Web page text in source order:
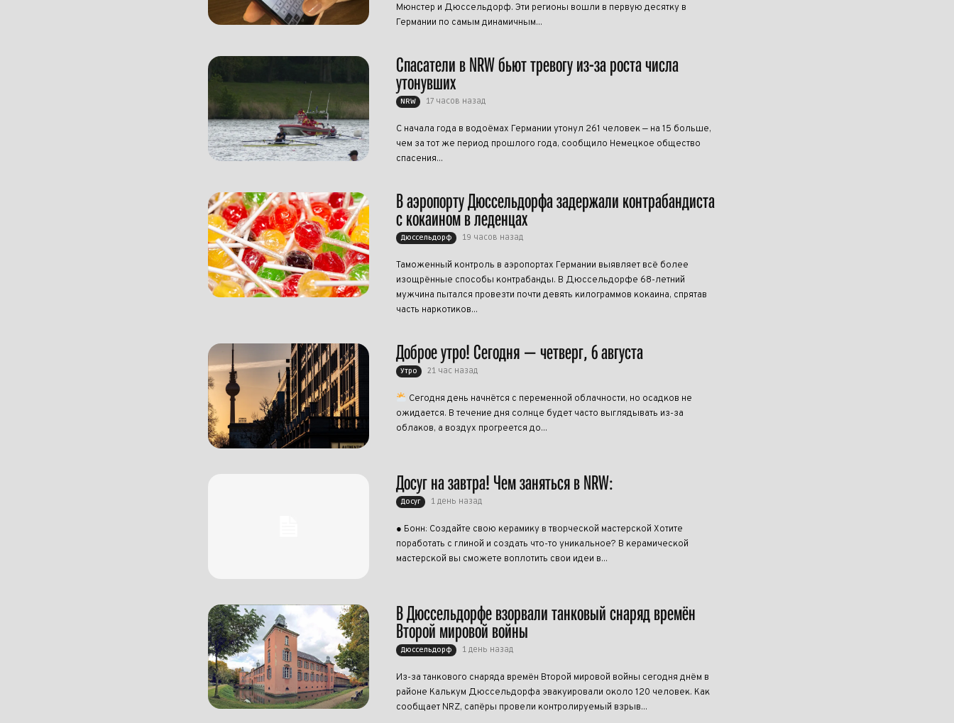
Мюнстер и Дюссельдорф. Эти регионы вошли в первую десятку в
Германии по самым динамичным...
Спасатели в NRW бьют тревогу из-за роста числа
утонувших
NRW 17 часов назад
С начала года в водоёмах Германии утонул 261 человек — на 15 больше,
чем за тот же период прошлого года, сообщило Немецкое общество
спасения...
В аэропорту Дюссельдорфа задержали контрабандиста
с кокаином в леденцах
Дюссельдорф 19 часов назад
Таможенный контроль в аэропортах Германии выявляет всё более
изощрённые способы контрабанды. В Дюссельдорфе 68-летний
мужчина пытался провезти почти девять килограммов кокаина, спрятав
часть наркотиков...
Доброе утро! Сегодня — четверг, 6 августа
Утро 21 час назад
Сегодня день начнётся с переменной облачности, но осадков не
ожидается. В течение дня солнце будет часто выглядывать из-за
облаков, а воздух прогреется до...
Досуг на завтра! Чем заняться в NRW:
Досуг 1 день назад
● Бонн: Создайте свою керамику в творческой мастерской Хотите
поработать с глиной и создать что-то уникальное? В керамической
мастерской вы сможете воплотить свои идеи в...
В Дюссельдорфе взорвали танковый снаряд времён
Второй мировой войны
Дюссельдорф 1 день назад
Из-за танкового снаряда времён Второй мировой войны сегодня днём в
районе Калькум Дюссельдорфа эвакуировали около 120 человек. Как
сообщает NRZ, сапёры провели контролируемый взрыв...